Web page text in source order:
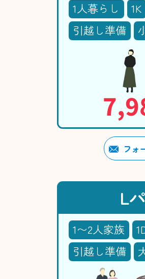
1人暮らし 1K
引越し準備
フォ
L
1〜2人家族
引越し準備